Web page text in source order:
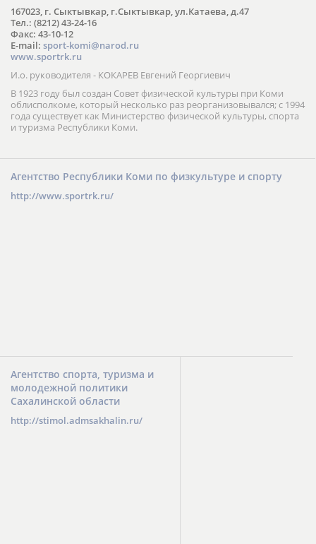
167023, г. Сыктывкар, г.Сыктывкар, ул.Катаева, д.47
Тел.: (8212) 43-24-16
Факс: 43-10-12
E-mail: sport-komi@narod.ru
www.sportrk.ru
И.о. руководителя - КОКАРЕВ Евгений Георгиевич
В 1923 году был создан Совет физической культуры при Коми
облисполкоме, который несколько раз реорганизовывался; с 1994
года существует как Министерство физической культуры, спорта
и туризма Республики Коми.
Агентство Республики Коми по физкультуре и спорту
http://www.sportrk.ru/
Агентство спорта, туризма и
молодежной политики
Сахалинской области
http://stimol.admsakhalin.ru/